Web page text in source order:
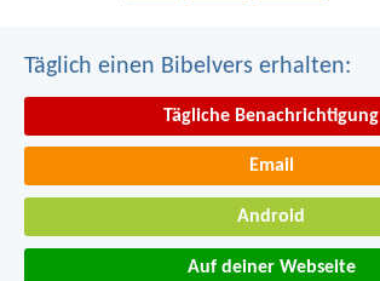
Täglich einen Bibelvers erhalten:
Tägliche Benachrichtigung
Email
Android
Auf deiner Webseite